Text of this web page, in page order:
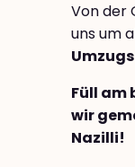
Von der
uns um
Füll am
wir
Nazilli!